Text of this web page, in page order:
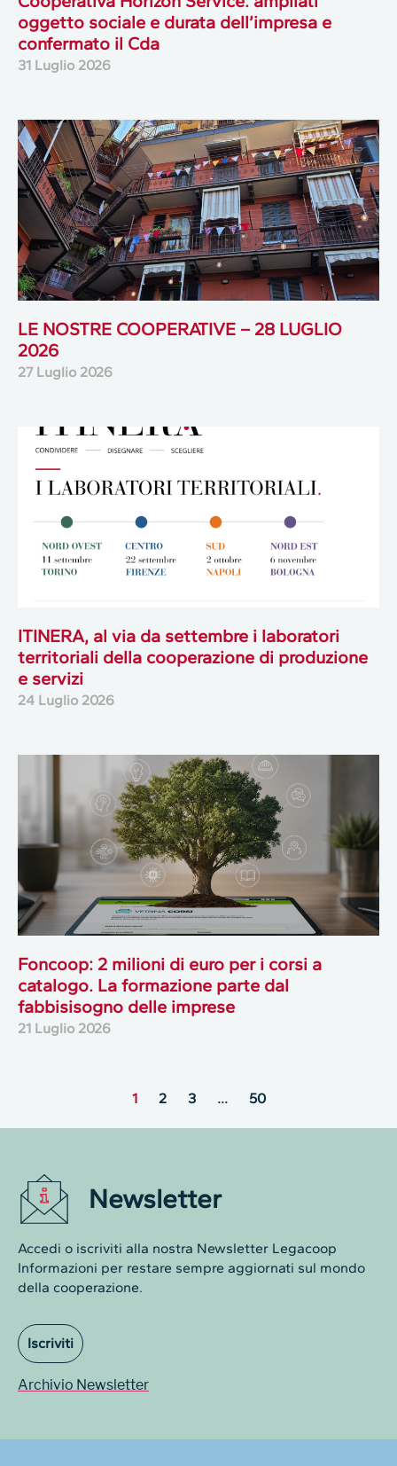
oggetto sociale e durata dell’impresa e
confermato il Cda
31 Luglio 2026
LE NOSTRE COOPERATIVE – 28 LUGLIO
2026
27 Luglio 2026
ITINERA, al via da settembre i laboratori
territoriali della cooperazione di produzione
e servizi
24 Luglio 2026
Foncoop: 2 milioni di euro per i corsi a
catalogo. La formazione parte dal
fabbisisogno delle imprese
21 Luglio 2026
1 2 3 … 50
Newsletter
Accedi o iscriviti alla nostra Newsletter Legacoop
Informazioni per restare sempre aggiornati sul mondo
della cooperazione.
Iscriviti
Archivio Newsletter